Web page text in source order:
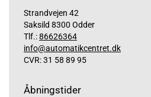
Strandvejen 42
Saksild 8300 Odder
Tlf.:86626364
info@automatikcentret.dk
CVR: 31 58 89 95
Åbningstider